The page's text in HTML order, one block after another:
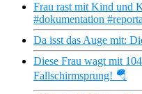
Frau rast mit Kind und
#dokumentation
Da isst das Auge mit:
Diese Frau wagt mit
Fallschirmsprung! 🪂